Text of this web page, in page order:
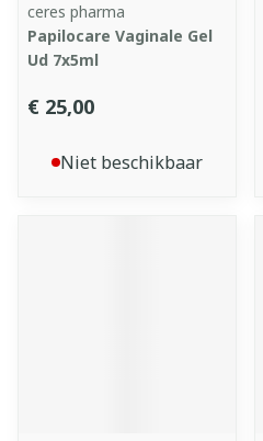
ceres pharma
Papilocare Vaginale Gel
Ud 7x5ml
€ 25,00
Niet beschikbaar